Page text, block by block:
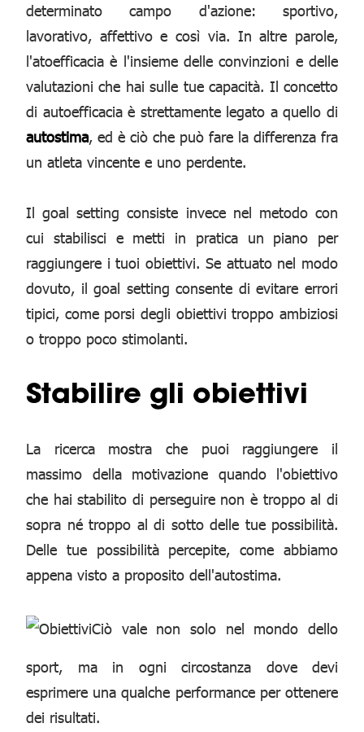
determinato campo d'azione: sportivo,
lavorativo, affettivo e così via. In altre parole,
l'atoefficacia è l'insieme delle convinzioni e delle
valutazioni che hai sulle tue capacità. Il concetto
di autoefficacia è strettamente legato a quello di
autostima, ed è ciò che può fare la differenza fra
un atleta vincente e uno perdente.
Il goal setting consiste invece nel metodo con
cui stabilisci e metti in pratica un piano per
raggiungere i tuoi obiettivi. Se attuato nel modo
dovuto, il goal setting consente di evitare errori
tipici, come porsi degli obiettivi troppo ambiziosi
o troppo poco stimolanti.
Stabilire gli obiettivi
La ricerca mostra che puoi raggiungere il
massimo della motivazione quando l'obiettivo
che hai stabilito di perseguire non è troppo al di
sopra né troppo al di sotto delle tue possibilità.
Delle tue possibilità percepite, come abbiamo
appena visto a proposito dell'autostima.
Ciò vale non solo nel mondo dello
sport, ma in ogni circostanza dove devi
esprimere una qualche performance per ottenere
dei risultati.